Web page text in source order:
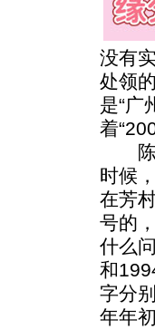
没有
处领
是“广
着
陈先
时候
在芳
号的
什么
和
字分
年年